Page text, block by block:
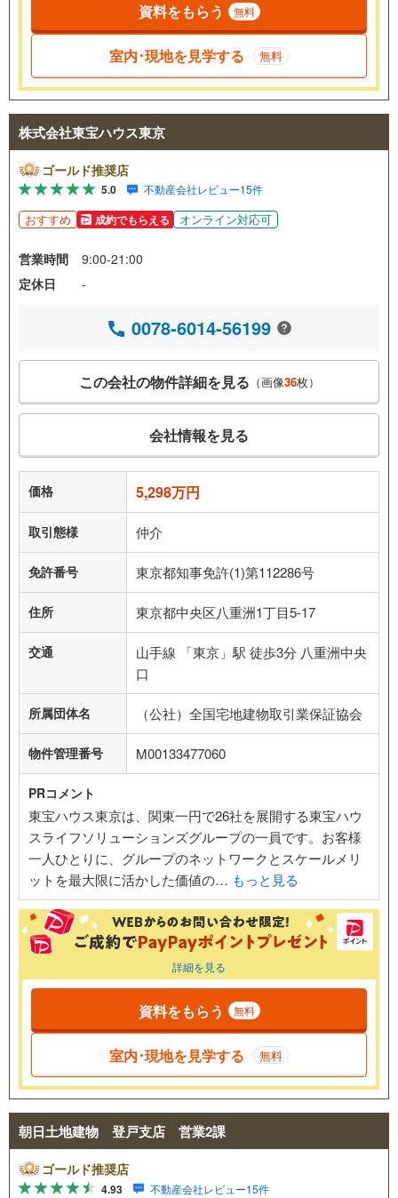
資料をもらう 無料
室内･現地を見学する 無料
株式会社東宝ハウス東京
ゴールド推奨店
5.0 不動産会社レビュー15件
おすすめ 成約でもらえる オンライン対応可
営業時間
9:00-21:00
定休日
-
0078-6014-56199
この会社の物件詳細を見る （画像36枚）
会社情報を見る
価格 5,298万円
取引態様 仲介
免許番号 東京都知事免許(1)第112286号
住所 東京都中央区八重洲1丁目5-17
交通
山手線 「東京」駅 徒歩3分 八重洲中央
口
所属団体名 （公社）全国宅地建物取引業保証協会
物件管理番号 M00133477060
PRコメント
東宝ハウス東京は、関東一円で26社を展開する東宝ハウ
スライフソリューションズグループの一員です。お客様
一人ひとりに、グループのネットワークとスケールメリ
ットを最大限に活かした価値の… もっと見る
詳細を見る
資料をもらう 無料
室内･現地を見学する 無料
朝日土地建物 登戸支店 営業2課
ゴールド推奨店
4.93 不動産会社レビュー15件